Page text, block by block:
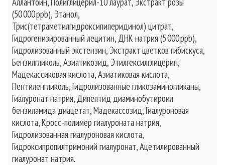
(50 000 ppb), Этанол,
Трис(тетраметилгидроксипиперидинол) цитрат,
Гидрогенизированный лецитин, ДНК натрия (5 000 ppb),
Гидролизованный экстензин, Экстракт цветков гибискуса,
Бензилгликоль, Азиатикозид, Этилгексилглицерин,
Мадекассиковая кислота, Азиатиковая кислота,
Пентиленгликоль, Гидролизованные гликозаминогликаны,
Гиалуронат натрия, Дипептид диаминобутироил
бензиламида диацетат, Мадекассозид, Гиалуроновая
кислота, Кросс-полимер гиалуроната натрия,
Гидролизованная гиалуроновая кислота,
Гидроксипропилтримоний гиалуронат, Ацетилированный
гиалуронат натрия.